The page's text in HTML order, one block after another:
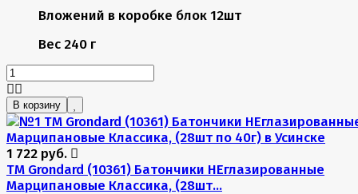
Вложений в коробке блок 12шт
Вес 240 г
В корзину
1 722 руб.
TM Grondard (10361) Батончики НЕглазированные
Марципановые Классика, (28шт...